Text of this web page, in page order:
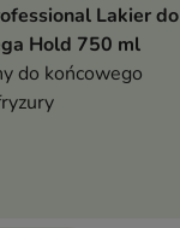
Dodaj do koszyka
Lakier do
Hold 750 ml
do końcowego